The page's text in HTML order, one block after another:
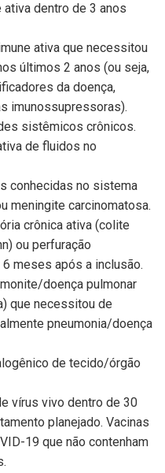
dentro de 3 anos
ativa que necessitou
últimos 2 anos (ou seja,
da doença,
imunossupressoras).
sistêmicos crônicos.
de fluidos no
conhecidas no sistema
meningite carcinomatosa.
crônica ativa (colite
ou perfuração
meses após a inclusão.
doença pulmonar
que necessitou de
pneumonia/doença
de tecido/órgão
vírus vivo dentro de 30
planejado. Vacinas
19 que não contenham